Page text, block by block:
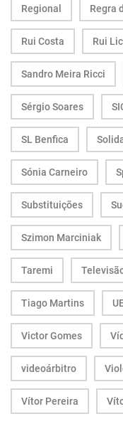
Regional Regra
Rui Costa Rui
Sandro Meira Ricci
Sérgio Soares
SL Benfica
Sónia Carneiro
Substituições
Szimon Marciniak
Taremi
Tiago Martins
Victor Gomes
videoárbitro
Vítor Pereira